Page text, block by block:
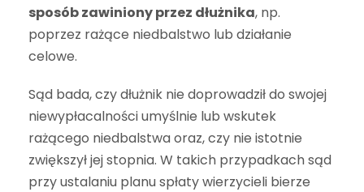
sposób zawiniony przez dłużnika, np.
poprzez rażące niedbalstwo lub działanie
celowe.
Sąd bada, czy dłużnik nie doprowadził do swojej
niewypłacalności umyślnie lub wskutek
rażącego niedbalstwa oraz, czy nie istotnie
zwiększył jej stopnia. W takich przypadkach sąd
przy ustalaniu planu spłaty wierzycieli bierze